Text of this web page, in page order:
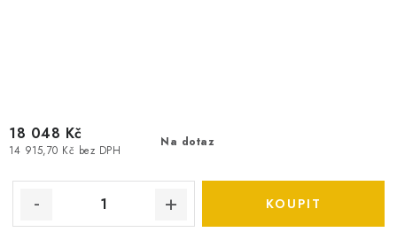
Na dotaz
14 915,70 Kč bez DPH
18 048 Kč